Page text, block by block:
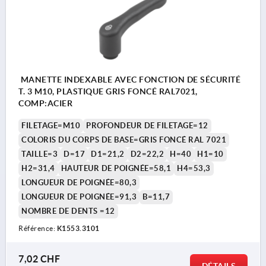
MANETTE INDEXABLE AVEC FONCTION DE SÉCURITÉ
T. 3 M10, PLASTIQUE GRIS FONCÉ RAL7021,
COMP:ACIER
FILETAGE=M10
PROFONDEUR DE FILETAGE=12
COLORIS DU CORPS DE BASE=GRIS FONCÉ RAL 7021
TAILLE=3
D=17 D1=21,2 D2=22,2 H=40
H1=10
H2=31,4
HAUTEUR DE POIGNÉE=58,1
H4=53,3
LONGUEUR DE POIGNÉE=80,3
LONGUEUR DE POIGNÉE=91,3
B=11,7
NOMBRE DE DENTS =12
Référence: K1553.3101
7,02 CHF